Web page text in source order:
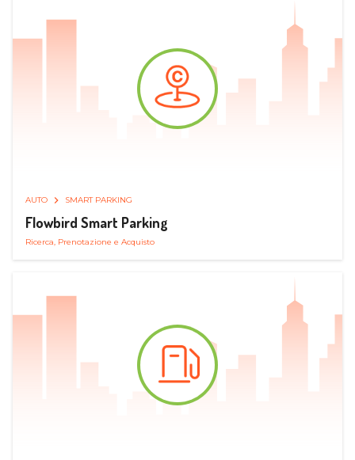
AUTO SMART PARKING
Flowbird Smart Parking
Ricerca, Prenotazione e Acquisto